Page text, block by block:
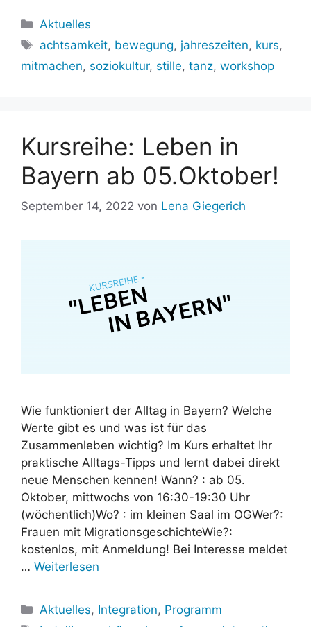
Kategorien
Aktuelles
Schlagwörter
achtsamkeit, bewegung, jahreszeiten, kurs,
mitmachen, soziokultur, stille, tanz, workshop
Kursreihe: Leben in
Bayern ab 05.Oktober!
September 14, 2022 von Lena Giegerich
Wie funktioniert der Alltag in Bayern? Welche
Werte gibt es und was ist für das
Zusammenleben wichtig? Im Kurs erhaltet Ihr
praktische Alltags-Tipps und lernt dabei direkt
neue Menschen kennen! Wann? : ab 05.
Oktober, mittwochs von 16:30-19:30 Uhr
(wöchentlich)Wo? : im kleinen Saal im OGWer?:
Frauen mit MigrationsgeschichteWie?:
kostenlos, mit Anmeldung! Bei Interesse meldet
… Weiterlesen
Kategorien
Aktuelles, Integration, Programm